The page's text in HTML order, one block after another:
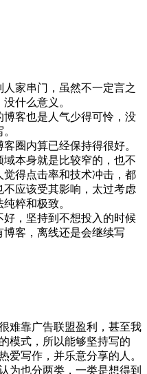
家串门，虽然不一定言之
什么意义。
客也是人气少得可怜，没
圈内算已经保持得很好。
本身就是比较窄的，也不
得点击率和技术冲击，都
应该受其影响，太过考虑
粹和极致。
，坚持到不想投入的时候
客，离线还是会继续写
难靠广告联盟盈利，甚至我
模式，所以能够坚持写的
爱写作，并乐意分享的人。
为也分两类，一类是想得到